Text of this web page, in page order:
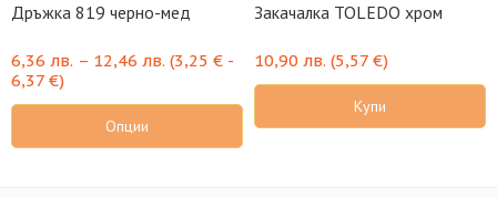
Дръжка 819 черно-мед
6,36 лв. – 12,46 лв. (3,25 € -
6,37 €)
Опции
Закачалка TOLEDO хром
10,90 лв. (5,57 €)
Купи